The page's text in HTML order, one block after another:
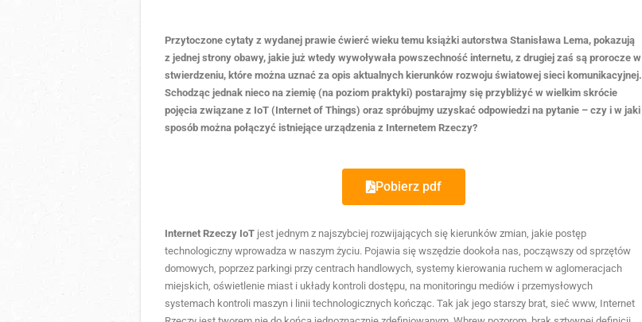
Przytoczone cytaty z wydanej prawie ćwierć wieku temu książki autorstwa Stanisława Lema, pokazują
z jednej strony obawy, jakie już wtedy wywoływała powszechność internetu, z drugiej zaś są prorocze w
stwierdzeniu, które można uznać za opis aktualnych kierunków rozwoju światowej sieci komunikacyjnej.
Schodząc jednak nieco na ziemię (na poziom praktyki) postarajmy się przybliżyć w wielkim skrócie
pojęcia związane z IoT (Internet of Things) oraz spróbujmy uzyskać odpowiedzi na pytanie – czy i w jaki
sposób można połączyć istniejące urządzenia z Internetem Rzeczy?
Pobierz pdf
Internet Rzeczy IoT jest jednym z najszybciej rozwijających się kierunków zmian, jakie postęp
technologiczny wprowadza w naszym życiu. Pojawia się wszędzie dookoła nas, począwszy od sprzętów
domowych, poprzez parkingi przy centrach handlowych, systemy kierowania ruchem w aglomeracjach
miejskich, oświetlenie miast i układy kontroli dostępu, na monitoringu mediów i przemysłowych
systemach kontroli maszyn i linii technologicznych kończąc. Tak jak jego starszy brat, sieć www, Internet